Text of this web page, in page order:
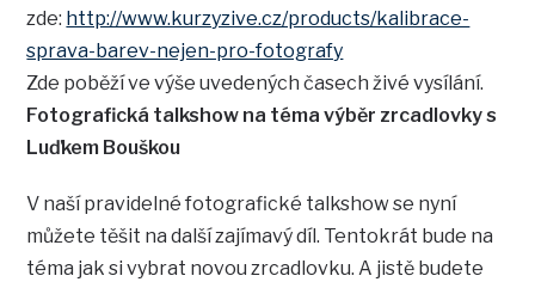
zde: http://www.kurzyzive.cz/products/kalibrace-
sprava-barev-nejen-pro-fotografy
Zde poběží ve výše uvedených časech živé vysílání.
Fotografická talkshow na téma výběr zrcadlovky s
Luďkem Bouškou
V naší pravidelné fotografické talkshow se nyní
můžete těšit na další zajímavý díl. Tentokrát bude na
téma jak si vybrat novou zrcadlovku. A jistě budete